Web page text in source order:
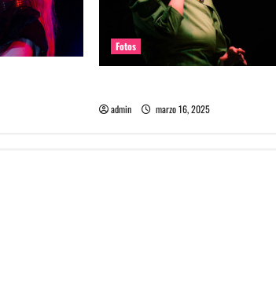
Fotos
admin marzo 16, 2025